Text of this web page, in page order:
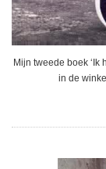
Mijn tweede boek
in de